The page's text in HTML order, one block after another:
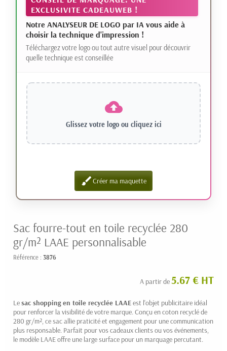
EXCLUSIVITE CADEAUWEB !
Notre ANALYSEUR DE LOGO par IA vous aide à
choisir la technique d'impression !
Téléchargez votre logo ou tout autre visuel pour découvrir
quelle technique est conseillée
Glissez votre logo ou cliquez ici
brushCréer ma maquette
Sac fourre-tout en toile recyclée 280
gr/m² LAAE personnalisable
Référence : 3876
A partir de5.67 € HT
Lesac shopping en toile recyclée LAAEest l'objet publicitaire idéal
pour renforcer la visibilité de votre marque. Conçu en coton recyclé de
280 gr/m², ce sac allie praticité et engagement pour une communication
plus responsable. Parfait pour vos cadeaux clients ou vos événements,
le modèle LAAE offre une large surface pour un marquage percutant.